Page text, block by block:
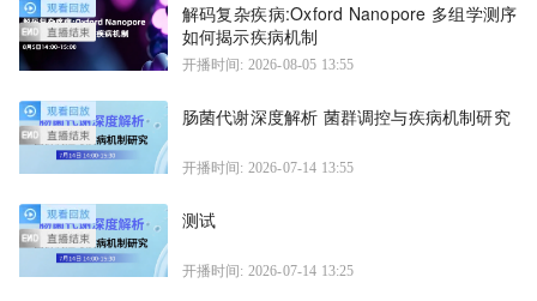
解码复杂疾病:Oxford Nanopore 多组学测序
如何揭示疾病机制
开播时间: 2026-08-05 13:55
肠菌代谢深度解析 菌群调控与疾病机制研究
开播时间: 2026-07-14 13:55
测试
开播时间: 2026-07-14 13:25